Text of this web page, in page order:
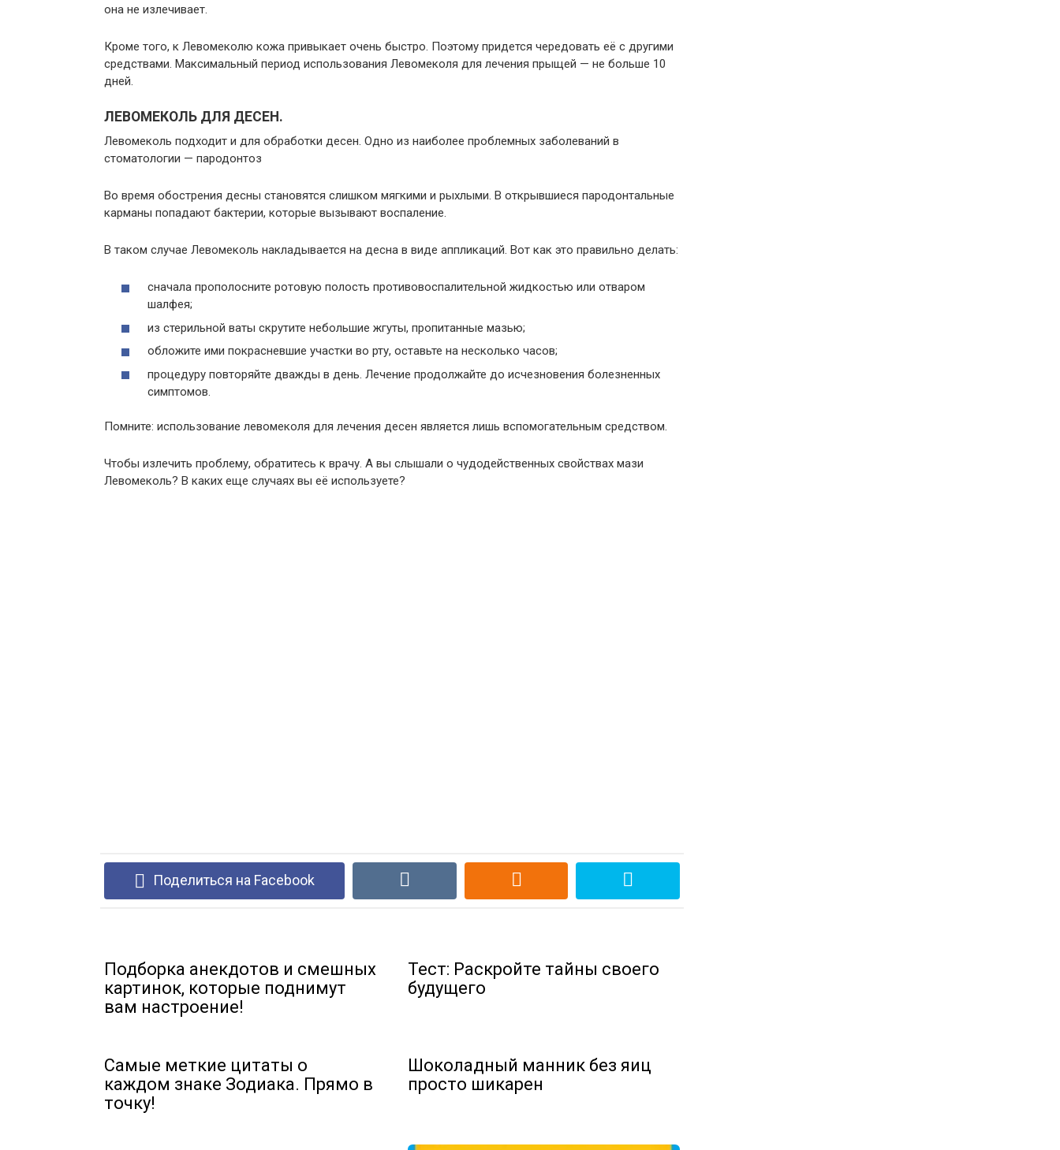
она не излечивает.
Кроме того, к Левомеколю кожа привыкает очень быстро. Поэтому придется чередовать её с другими
средствами. Максимальный период использования Левомеколя для лечения прыщей — не больше 10
дней.
ЛЕВОМЕКОЛЬ ДЛЯ ДЕСЕН.
Левомеколь подходит и для обработки десен. Одно из наиболее проблемных заболеваний в
стоматологии — пародонтоз
Во время обострения десны становятся слишком мягкими и рыхлыми. В открывшиеся пародонтальные
карманы попадают бактерии, которые вызывают воспаление.
В таком случае Левомеколь накладывается на десна в виде аппликаций. Вот как это правильно делать:
сначала прополосните ротовую полость противовоспалительной жидкостью или отваром
шалфея;
из стерильной ваты скрутите небольшие жгуты, пропитанные мазью;
обложите ими покрасневшие участки во рту, оставьте на несколько часов;
процедуру повторяйте дважды в день. Лечение продолжайте до исчезновения болезненных
симптомов.
Помните: использование левомеколя для лечения десен является лишь вспомогательным средством.
Чтобы излечить проблему, обратитесь к врачу. А вы слышали о чудодейственных свойствах мази
Левомеколь? В каких еще случаях вы её используете?
Поделиться на Facebook
Подборка анекдотов и смешных
картинок, которые поднимут
вам настроение!
Тест: Раскройте тайны своего
будущего
Самые меткие цитаты о
каждом знаке Зодиака. Прямо в
точку!
Шоколадный манник без яиц
просто шикарен